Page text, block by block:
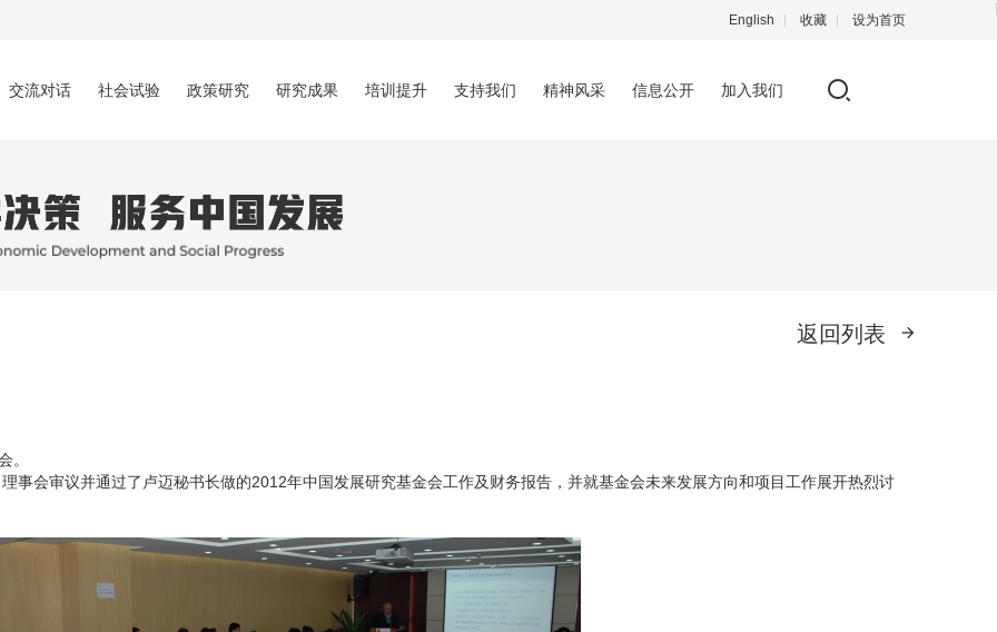
English 收藏 设为首页
交流对话 社会试验 政策研究 研究成果 培训提升 支持我们 精神风采 信息公开 加入我们
返回列表
。
事会审议并通过了卢迈秘书长做的2012年中国发展研究基金会工作及财务报告，并就基金会未来发展方向和项目工作展开热烈讨